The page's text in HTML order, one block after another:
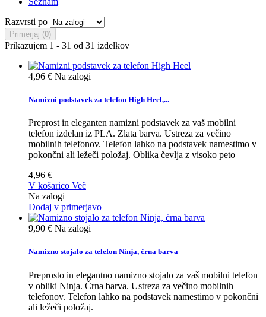
Razvrsti po
Primerjaj (0)
Prikazujem 1 - 31 od 31 izdelkov
4,96 € Na zalogi
Namizni podstavek za telefon High Heel,...
Preprost in eleganten namizni podstavek za vaš mobilni
telefon izdelan iz PLA. Zlata barva. Ustreza za večino
mobilnih telefonov. Telefon lahko na podstavek namestimo v
pokončni ali ležeči položaj. Oblika čevlja z visoko peto
4,96 €
V košarico Več
Na zalogi
Dodaj v primerjavo
9,90 € Na zalogi
Namizno stojalo za telefon Ninja, črna barva
Preprosto in elegantno namizno stojalo za vaš mobilni telefon
v obliki Ninja. Črna barva. Ustreza za večino mobilnih
telefonov. Telefon lahko na podstavek namestimo v pokončni
ali ležeči položaj.